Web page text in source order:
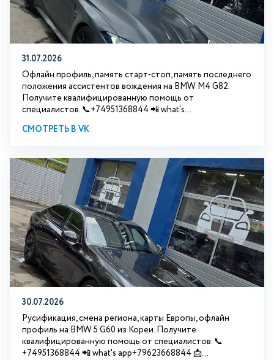
31.07.2026
Офлайн профиль, память старт-стоп, память последнего
положения ассистентов вождения на BMW М4 G82.
Получите квалифицированную помощь от
специалистов. 📞+74951368844 📲 what's...
СМОТРЕТЬ В VK
30.07.2026
Русификация, смена региона, карты Европы, офлайн
профиль на BMW 5 G60 из Кореи. Получите
квалифицированную помощь от специалистов. 📞
+74951368844 📲 what's app+79623668844 📩...